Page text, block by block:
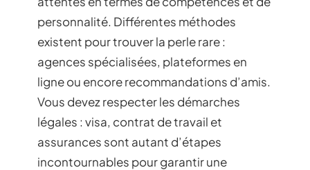
personnalité. Différentes méthodes
existent pour trouver la perle rare :
agences spécialisées, plateformes en
ligne ou encore recommandations d’amis.
Vous devez respecter les démarches
légales : visa, contrat de travail et
assurances sont autant d’étapes
incontournables pour garantir une